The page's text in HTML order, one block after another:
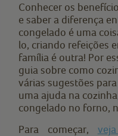
Conhecer os
e saber a diferença
congelado é uma
lo, criando refeições
família é outra! Por
guia sobre como
várias sugestões
uma ajuda na
congelado no forno,
Para começar,